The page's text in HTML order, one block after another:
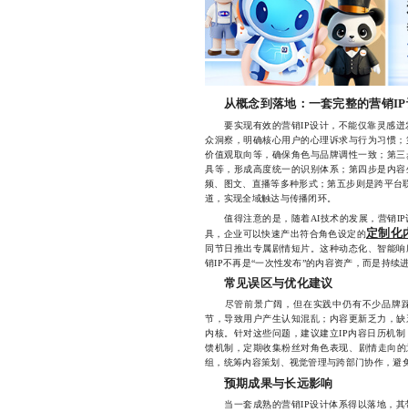
从概念到落地：一套完整的营销
要实现有效的营销IP设计，不能仅靠灵感迸
众洞察，明确核心用户的心理诉求与行为习惯
价值观取向等，确保角色与品牌调性一致；第
具等，形成高度统一的识别体系；第四步是内
频、图文、直播等多种形式；第五步则是跨平
道，实现全域触达与传播闭环。
值得注意的是，随着AI技术的发展，营销IP
具，企业可以快速产出符合角色设定的定制化
同节日推出专属剧情短片。这种动态化、智能
销IP不再是“一次性发布”的内容资产，而是持续
常见误区与优化建议
尽管前景广阔，但在实践中仍有不少品牌
节，导致用户产生认知混乱；内容更新乏力，
内核。针对这些问题，建议建立IP内容日历机
馈机制，定期收集粉丝对角色表现、剧情走向
组，统筹内容策划、视觉管理与跨部门协作，避
预期成果与长远影响
当一套成熟的营销IP设计体系得以落地，其